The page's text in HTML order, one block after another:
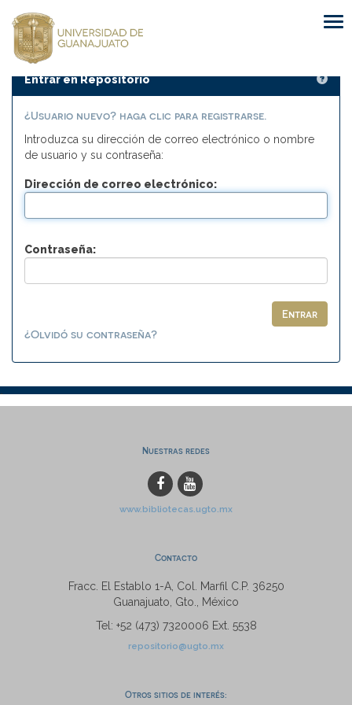
navigation
Entrar en Repositorio
¿Usuario nuevo? haga clic para registrarse.
Introduzca su dirección de correo electrónico o nombre
de usuario y su contraseña:
Dirección de correo electrónico:
Contraseña:
¿Olvidó su contraseña?
Nuestras redes
www.bibliotecas.ugto.mx
Contacto
Fracc. El Establo 1-A, Col. Marfil C.P. 36250
Guanajuato, Gto., México
Tel: +52 (473) 7320006 Ext. 5538
repositorio@ugto.mx
Otros sitios de interés: